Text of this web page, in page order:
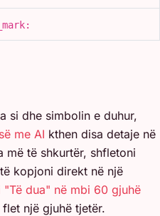
si dhe simbolin e duhur,
me AI kthen disa detaje në
më të shkurtër, shfletoni
kopjoni direkt në një
"Të dua" në mbi 60 gjuhë
një gjuhë tjetër.